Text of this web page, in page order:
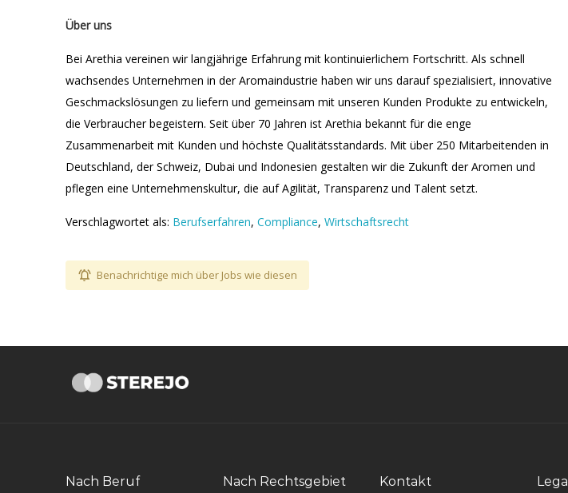
Über uns
Bei Arethia vereinen wir langjährige Erfahrung mit kontinuierlichem Fortschritt. Als schnell
wachsendes Unternehmen in der Aromaindustrie haben wir uns darauf spezialisiert, innovative
Geschmackslösungen zu liefern und gemeinsam mit unseren Kunden Produkte zu entwickeln,
die Verbraucher begeistern. Seit über 70 Jahren ist Arethia bekannt für die enge
Zusammenarbeit mit Kunden und höchste Qualitätsstandards. Mit über 250 Mitarbeitenden in
Deutschland, der Schweiz, Dubai und Indonesien gestalten wir die Zukunft der Aromen und
pflegen eine Unternehmenskultur, die auf Agilität, Transparenz und Talent setzt.
Verschlagwortet als: Berufserfahren, Compliance, Wirtschaftsrecht
Benachrichtige mich über Jobs wie diesen
Nach Beruf Nach Rechtsgebiet Kontakt Legal